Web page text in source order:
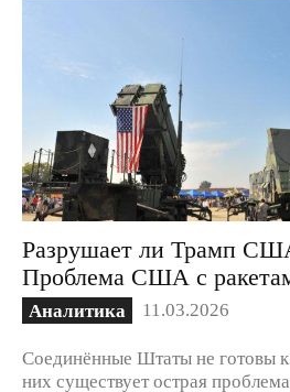
Разрушает ли Трамп
Проблема США с
Аналитика 11.03.2026
Соединённые Штаты не готовы
них существует острая